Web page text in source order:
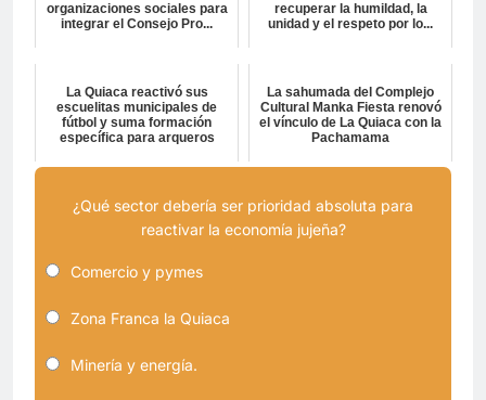
organizaciones sociales para
integrar el Consejo Pro...
recuperar la humildad, la
unidad y el respeto por lo...
La Quiaca reactivó sus
escuelitas municipales de
fútbol y suma formación
específica para arqueros
La sahumada del Complejo
Cultural Manka Fiesta renovó
el vínculo de La Quiaca con la
Pachamama
¿Qué sector debería ser prioridad absoluta para
reactivar la economía jujeña?
Comercio y pymes
Zona Franca la Quiaca
Minería y energía.